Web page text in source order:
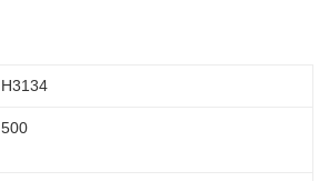
H3134
500